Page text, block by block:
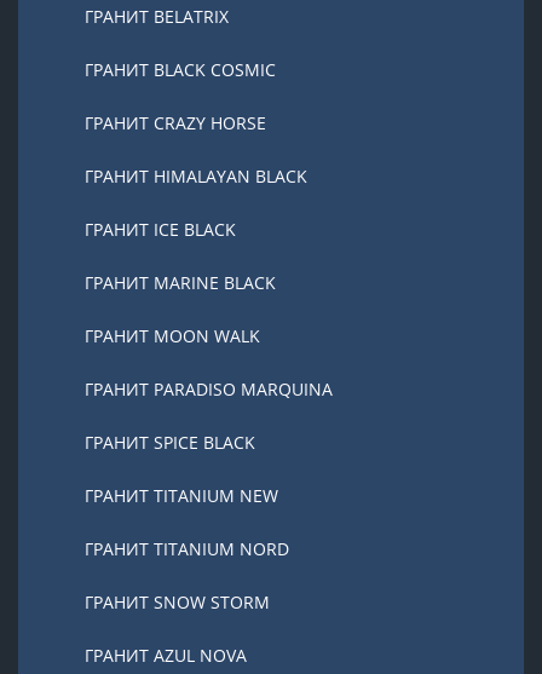
ГРАНИТ BELATRIX
ГРАНИТ BLACK COSMIC
ГРАНИТ CRAZY HORSE
ГРАНИТ HIMALAYAN BLACK
ГРАНИТ ICE BLACK
ГРАНИТ MARINE BLACK
ГРАНИТ MOON WALK
ГРАНИТ PARADISO MARQUINA
ГРАНИТ SPICE BLACK
ГРАНИТ TITANIUM NEW
ГРАНИТ TITANIUM NORD
ГРАНИТ SNOW STORM
ГРАНИТ AZUL NOVA